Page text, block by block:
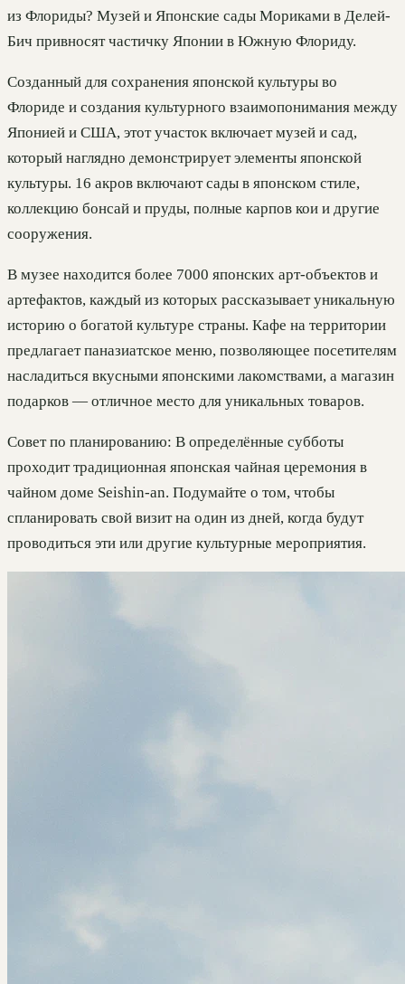
из Флориды? Музей и Японские сады Мориками в Делей-
Бич привносят частичку Японии в Южную Флориду.
Созданный для сохранения японской культуры во
Флориде и создания культурного взаимопонимания между
Японией и США, этот участок включает музей и сад,
который наглядно демонстрирует элементы японской
культуры. 16 акров включают сады в японском стиле,
коллекцию бонсай и пруды, полные карпов кои и другие
сооружения.
В музее находится более 7000 японских арт-объектов и
артефактов, каждый из которых рассказывает уникальную
историю о богатой культуре страны. Кафе на территории
предлагает паназиатское меню, позволяющее посетителям
насладиться вкусными японскими лакомствами, а магазин
подарков — отличное место для уникальных товаров.
Совет по планированию: В определённые субботы
проходит традиционная японская чайная церемония в
чайном доме Seishin-an. Подумайте о том, чтобы
спланировать свой визит на один из дней, когда будут
проводиться эти или другие культурные мероприятия.